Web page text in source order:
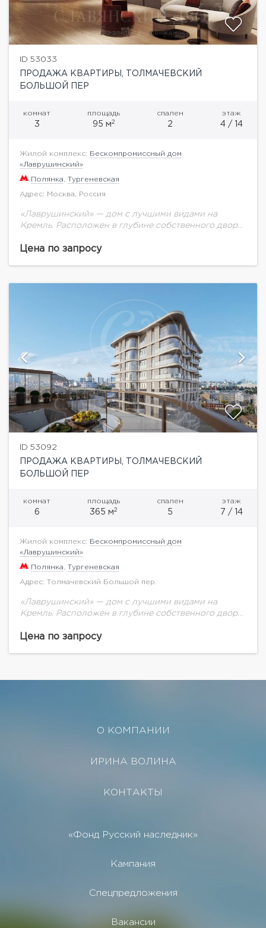
ID 53033
ПРОДАЖА КВАРТИРЫ, ТОЛМАЧЕВСКИЙ
БОЛЬШОЙ ПЕР
комнат
3
площадь
95 м2
спален
2
этаж
4 / 14
Жилой комплекс:
Бескомпромиссный дом
«Лаврушинский»
Полянка Тургеневская
Адрес: Москва, Россия
«Лаврушинский» — дом с лучшими видами на
Кремль. Расположен в глубине собственного двора-
площадкой. Это дарит ощущение тишины и
Цена по запросу
ID 53092
ПРОДАЖА КВАРТИРЫ, ТОЛМАЧЕВСКИЙ
БОЛЬШОЙ ПЕР
комнат
6
площадь
365 м2
спален
5
этаж
7 / 14
Жилой комплекс:
Бескомпромиссный дом
«Лаврушинский»
Полянка Тургеневская
Адрес: Толмачевский Большой пер.
«Лаврушинский» — дом с лучшими видами на
Кремль. Расположен в глубине собственного двора-
площадкой. Это дарит ощущение тишины и
Цена по запросу
О КОМПАНИИ
ИРИНА ВОЛИНА
КОНТАКТЫ
«Фонд Русский наследник»
Кампания
Спецпредложения
Вакансии